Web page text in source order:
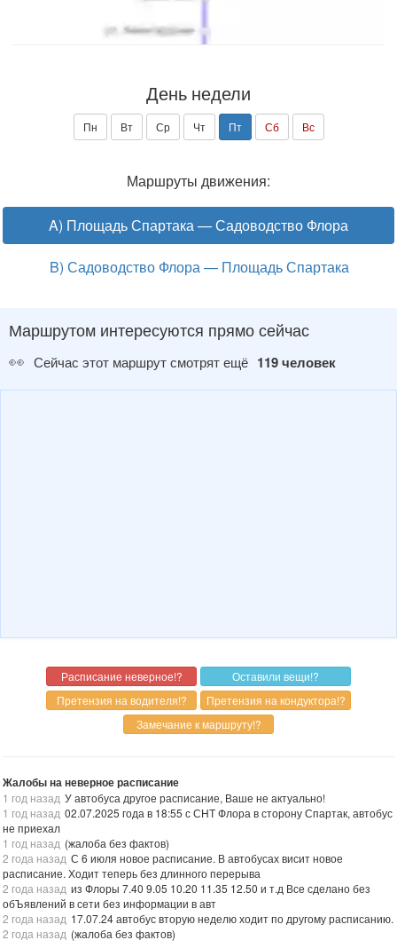
День недели
Пн Вт Ср Чт Пт Сб Вс
Маршруты движения:
A) Площадь Спартака — Садоводство Флора
B) Садоводство Флора — Площадь Спартака
Маршрутом интересуются прямо сейчас
👀 Сейчас этот маршрут смотрят ещё 119 человек
Жалобы на неверное расписание
1 год назад У автобуса другое расписание, Ваше не актуально!
1 год назад 02.07.2025 года в 18:55 с СНТ Флора в сторону Спартак, автобус
не приехал
1 год назад (жалоба без фактов)
2 года назад С 6 июля новое расписание. В автобусах висит новое
расписание. Ходит теперь без длинного перерыва
2 года назад из Флоры 7.40 9.05 10.20 11.35 12.50 и т.д Все сделано без
обЪявлений в сети без информации в авт
2 года назад 17.07.24 автобус вторую неделю ходит по другому расписанию.
2 года назад (жалоба без фактов)